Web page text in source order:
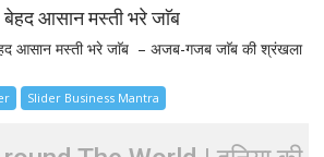
आसान मस्ती भरे जाॅब
आसान मस्ती भरे जाॅब – अजब-गजब जाॅब की श्रंखला
Slider Business Mantra